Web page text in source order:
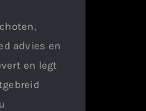
advies en
en legt